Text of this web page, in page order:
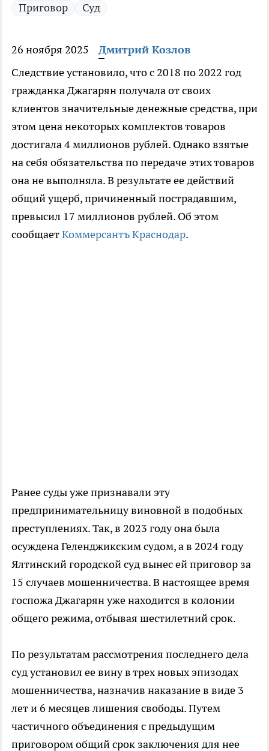
Приговор
Суд
26 ноября 2025
Дмитрий Козлов
Следствие установило, что с 2018 по 2022 год
гражданка Джагарян получала от своих
клиентов значительные денежные средства, при
этом цена некоторых комплектов товаров
достигала 4 миллионов рублей. Однако взятые
на себя обязательства по передаче этих товаров
она не выполняла. В результате ее действий
общий ущерб, причиненный пострадавшим,
превысил 17 миллионов рублей. Об этом
сообщаетКоммерсантъ Краснодар.
Ранее суды уже признавали эту
предпринимательницу виновной в подобных
преступлениях. Так, в 2023 году она была
осуждена Геленджикским судом, а в 2024 году
Ялтинский городской суд вынес ей приговор за
15 случаев мошенничества. В настоящее время
госпожа Джагарян уже находится в колонии
общего режима, отбывая шестилетний срок.
По результатам рассмотрения последнего дела
суд установил ее вину в трех новых эпизодах
мошенничества, назначив наказание в виде 3
лет и 6 месяцев лишения свободы. Путем
частичного объединения с предыдущим
приговором общий срок заключения для нее